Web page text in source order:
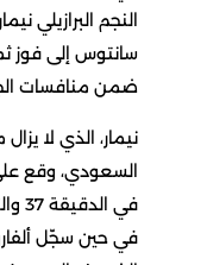
النجم البرازيلي
ضمن منافسات الجولة الـ18 من
نيمار، الذي لا
السعودي، وقع
في حين سجّل